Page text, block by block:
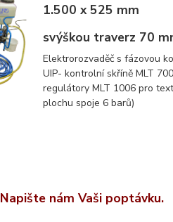
1.500 x 525 mm
svýškou traverz 70
Elektrorozvaděč s fázovou
UIP- kontrolní skříně MLT
regulátory MLT 1006 pro
plochu spoje 6 barů)
Napište nám Vaši poptávku.